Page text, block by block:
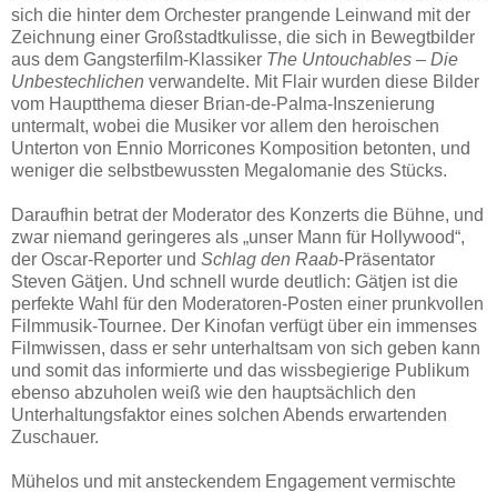
sich die hinter dem Orchester prangende Leinwand mit der
Zeichnung einer Großstadtkulisse, die sich in Bewegtbilder
aus dem Gangsterfilm-Klassiker The Untouchables – Die
Unbestechlichen verwandelte. Mit Flair wurden diese Bilder
vom Hauptthema dieser Brian-de-Palma-Inszenierung
untermalt, wobei die Musiker vor allem den heroischen
Unterton von Ennio Morricones Komposition betonten, und
weniger die selbstbewussten Megalomanie des Stücks.
Daraufhin betrat der Moderator des Konzerts die Bühne, und
zwar niemand geringeres als „unser Mann für Hollywood“,
der Oscar-Reporter und Schlag den Raab-Präsentator
Steven Gätjen. Und schnell wurde deutlich: Gätjen ist die
perfekte Wahl für den Moderatoren-Posten einer prunkvollen
Filmmusik-Tournee. Der Kinofan verfügt über ein immenses
Filmwissen, dass er sehr unterhaltsam von sich geben kann
und somit das informierte und das wissbegierige Publikum
ebenso abzuholen weiß wie den hauptsächlich den
Unterhaltungsfaktor eines solchen Abends erwartenden
Zuschauer.
Mühelos und mit ansteckendem Engagement vermischte